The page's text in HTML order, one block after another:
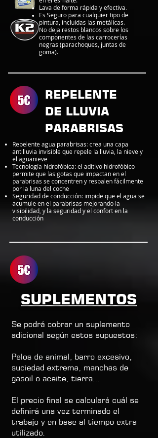
Lava de forma rápida y efectiva.
Es Seguro para cualquier tipo de
pintura, incluidas las metálicas.
No deja restos blancos sobre los
componentes de las carrocerías
negras (parachoques, juntas de
goma).
REPELENTE
DE LLUVIA
PARABRISAS
Repelente agua parabrisas: crea una capa
antilluvia invisible que repele la lluvia, la nieve y
el aguanieve
Tecnología hidrofóbica: el aditivo hidrofóbico
permite que las gotas que impactan en el
parabrisas se concentren y resbalen fácilmente
por la luna del coche
Seguridad de conducción: impide que el agua se
acumule en el parabrisas mejorando la
visibilidad, y la seguridad y el confort en la
conducción
SUPLEMENTOS
Se podrá cobrar un suplemento
adicional según estos supuestos:
Pelos de animal, barro excesivo,
suciedad extrema, manchas de
gasoil o aceite, tierra...
El precio final se calculará cuál se
definirá una vez terminado el
trabajo y en base al tiempo extra
utilizado.